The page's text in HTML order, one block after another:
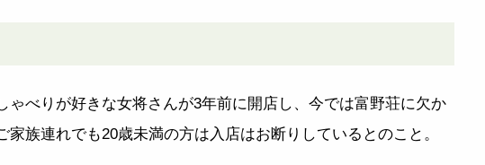
べりが好きな女将さんが3年前に開店し、今では富野荘に欠か
族連れでも20歳未満の方は入店はお断りしているとのこと。